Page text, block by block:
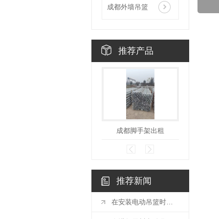
成都外墙吊篮
推荐产品
成都脚手架出租
推荐新闻
在安装电动吊篮时应该注意的事项有哪些？